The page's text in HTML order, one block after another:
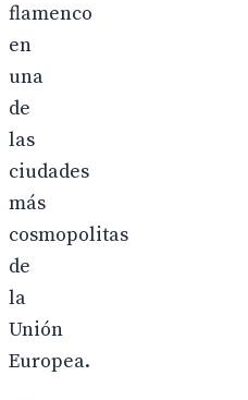
flamenco
en
una
de
las
ciudades
más
cosmopolitas
de
la
Unión
Europea.